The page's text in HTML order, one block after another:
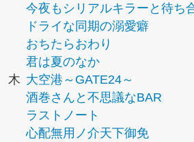
今夜もシリアルキラーと待ち
ドライな同期の溺愛癖
おちたらおわり
君は夏のなか
木 大空港～GATE24～
酒巻さんと不思議なBAR
ラストノート
心配無用ノ介天下御免